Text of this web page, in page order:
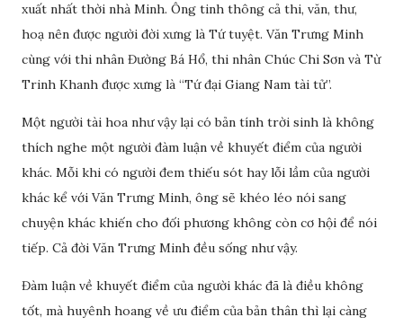
xuất nhất thời nhà Minh. Ông tinh thông cả thi, văn, thư,
hoạ nên được người đời xưng là Tứ tuyệt. Văn Trưng Minh
cùng với thi nhân Đường Bá Hổ, thi nhân Chúc Chi Sơn và Từ
Trinh Khanh được xưng là “Tứ đại Giang Nam tài tử”.
Một người tài hoa như vậy lại có bản tính trời sinh là không
thích nghe một người đàm luận về khuyết điểm của người
khác. Mỗi khi có người đem thiếu sót hay lỗi lầm của người
khác kể với Văn Trưng Minh, ông sẽ khéo léo nói sang
chuyện khác khiến cho đối phương không còn cơ hội để nói
tiếp. Cả đời Văn Trưng Minh đều sống như vậy.
Đàm luận về khuyết điểm của người khác đã là điều không
tốt, mà huyênh hoang về ưu điểm của bản thân thì lại càng